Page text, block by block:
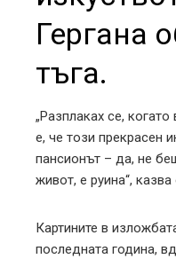
Гергана
тъга.
„Разплаках се,
е, че този прекрасен
пансионът – да, не
живот, е руина“,
Картините в
последната година,